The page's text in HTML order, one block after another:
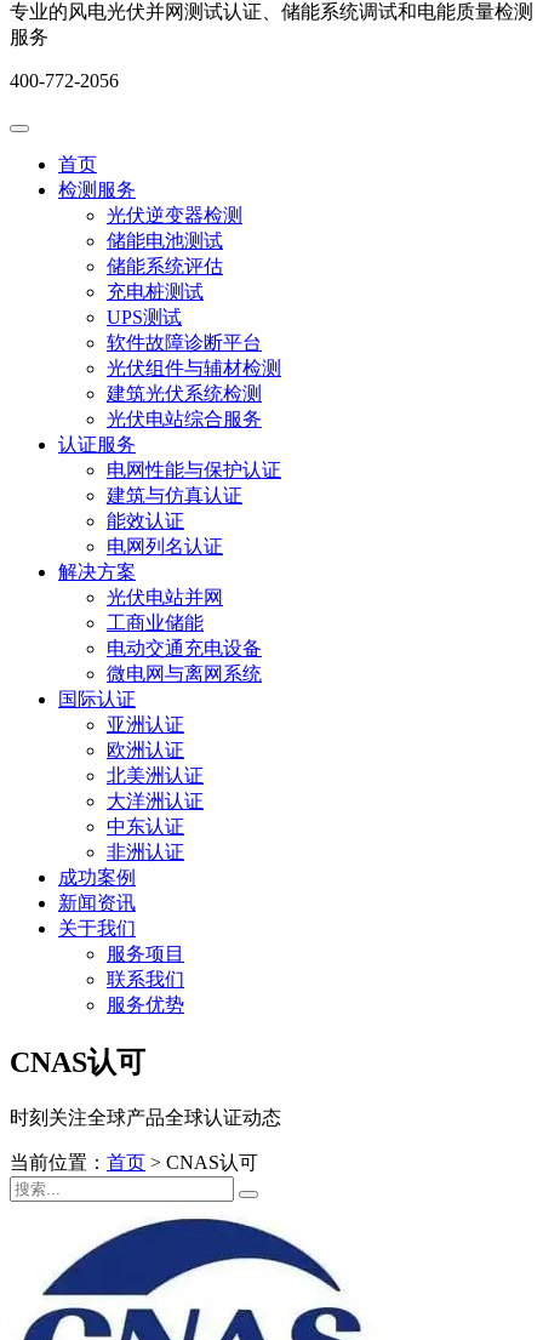
专业的风电光伏并网测试认证、储能系统调试和电能质量检测
服务
400-772-2056
首页
检测服务
光伏逆变器检测
储能电池测试
储能系统评估
充电桩测试
UPS测试
软件故障诊断平台
光伏组件与辅材检测
建筑光伏系统检测
光伏电站综合服务
认证服务
电网性能与保护认证
建筑与仿真认证
能效认证
电网列名认证
解决方案
光伏电站并网
工商业储能
电动交通充电设备
微电网与离网系统
国际认证
亚洲认证
欧洲认证
北美洲认证
大洋洲认证
中东认证
非洲认证
成功案例
新闻资讯
关于我们
服务项目
联系我们
服务优势
CNAS认可
时刻关注全球产品全球认证动态
当前位置： 首页 > CNAS认可